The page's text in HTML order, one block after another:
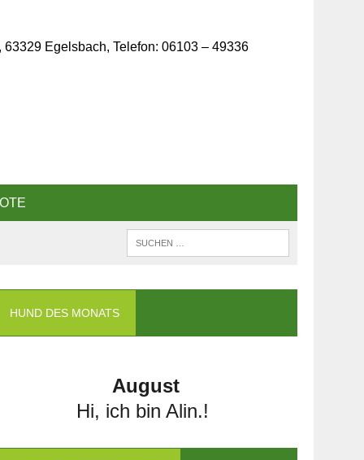
Egelsbach, Telefon: 06103 – 49336
HUND DES MONATS
August
Hi, ich bin Alin.!